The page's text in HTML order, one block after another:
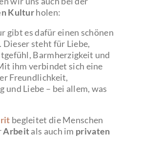
Kulturholen:
gibt es dafür einen schönen
. Dieser steht für Liebe,
Barmherzigkeit und
ihm verbindet sich eine
Freundlichkeit,
und Liebe – bei allem, was
begleitet die Menschen
Arbeitals auch im privaten